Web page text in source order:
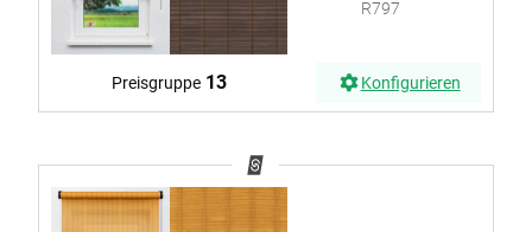
R797
Preisgruppe 13 Konfigurieren